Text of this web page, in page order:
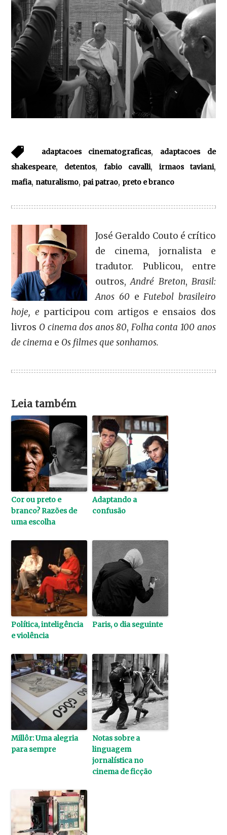
adaptacoes cinematograficas,
adaptacoes de
shakespeare, detentos,fabio cavalli, irmaos taviani,
mafia, naturalismo, pai patrao, preto e branco
José Geraldo Couto é crítico
de cinema, jornalista e
tradutor. Publicou, entre
outros,André Breton, Brasil:
Anos 60eFutebol brasileiro
hoje, e participou com artigos e ensaios dos
livros O cinema dos anos 80, Folha conta 100 anos
de cinema e Os filmes que sonhamos.
Leia também
Cor ou preto e
branco? Razões de
uma escolha
Adaptando a
confusão
Política, inteligência
e violência
Paris, o dia seguinte
Millôr: Uma alegria
para sempre
Notas sobre a
linguagem
jornalística no
cinema de ficção